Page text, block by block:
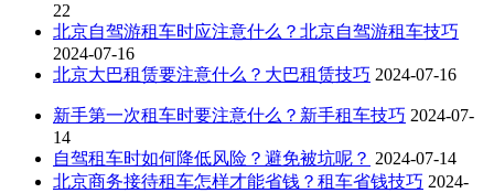
22
北京自驾游租车时应注意什么？北京自驾游租车技巧
2024-07-16
北京大巴租赁要注意什么？大巴租赁技巧 2024-07-16
新手第一次租车时要注意什么？新手租车技巧 2024-07-
14
自驾租车时如何降低风险？避免被坑呢？ 2024-07-14
北京商务接待租车怎样才能省钱？租车省钱技巧 2024-